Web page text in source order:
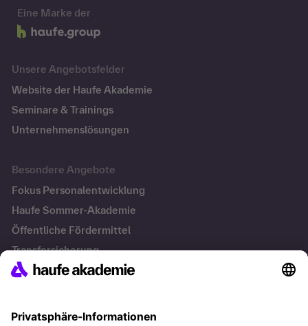
Eine Marke der
Unsere Angebotsfelder
Website der Haufe Akademie
Seminare & Trainings
Unternehmenslösungen
Besondere Angebote
Fokus Personalentwicklung
Haufe Sommer-Akademie
Öffentliche Fördermittel
Transfersicherung